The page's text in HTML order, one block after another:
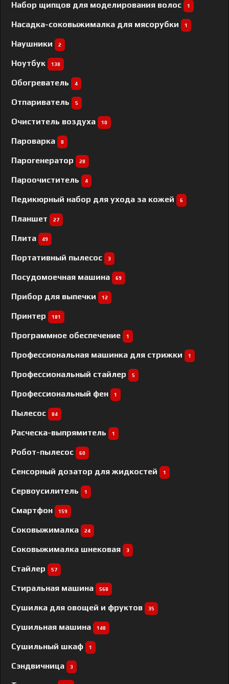
Набор щипцов для моделирования волос 1
Насадка-соковыжималка для мясорубки 1
Наушники 2
Ноутбук 138
Обогреватель 4
Отпариватель 5
Очиститель воздуха 10
Пароварка 8
Парогенератор 28
Пароочиститель 4
Педикюрный набор для ухода за кожей 6
Планшет 27
Плита 49
Портативный пылесос 3
Посудомоечная машина 69
Прибор для выпечки 12
Принтер 181
Программное обеспечение 1
Профессиональная машинка для стрижки 1
Профессиональный cтайлер 5
Профессиональный фен 1
Пылесос 84
Расческа-выпрямитель 1
Робот-пылесос 60
Сенсорный дозатор для жидкостей 1
Сервоусилитель 1
Смартфон 159
Соковыжималка 24
Соковыжималка шнековая 3
Стайлер 57
Стиральная машина 568
Сушилка для овощей и фруктов 35
Сушильная машина 148
Сушильный шкаф 1
Сэндвичница 3